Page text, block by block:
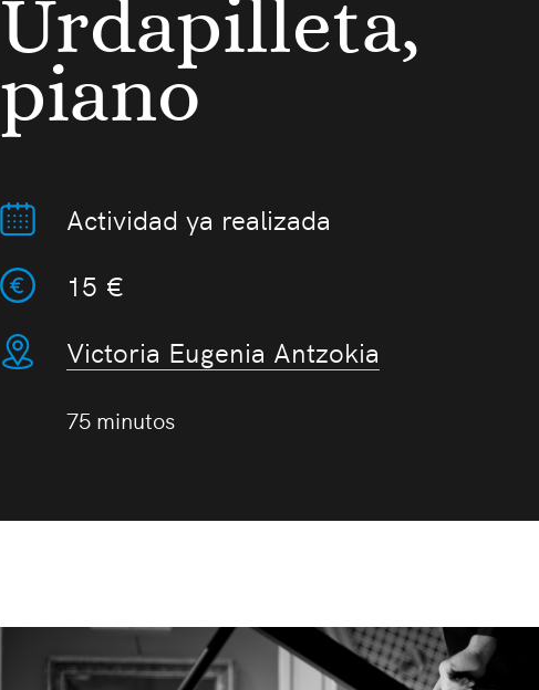
Urdapilleta,
piano
Actividad ya realizada
15 €
Victoria Eugenia Antzokia
75 minutos